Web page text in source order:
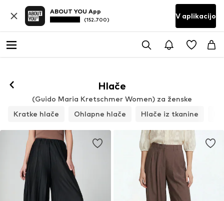
ABOUT YOU App
(152.700) V aplikacijo
Hlače
(Guido Maria Kretschmer Women) za ženske
Kratke hlače
Ohlapne hlače Hlače iz tkanine